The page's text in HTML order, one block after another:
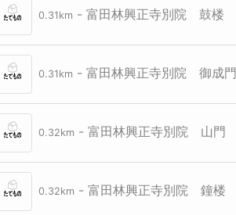
0.31km - 富田林興正寺別院 鼓楼
0.31km - 富田林興正寺別院 御成門
0.32km - 富田林興正寺別院 山門
0.32km - 富田林興正寺別院 鐘楼